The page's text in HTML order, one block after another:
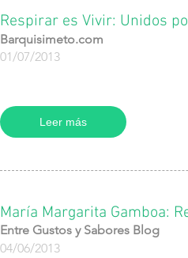
Respirar es Vivir: Unidos
Barquisimeto.com
01/07/2013
Leer más
María Margarita Gamboa:
Entre Gustos y Sabores Blog
04/06/2013